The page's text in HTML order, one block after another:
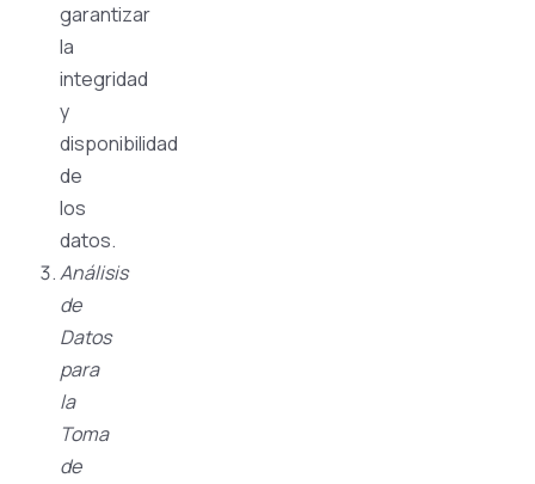
garantizar
la
integridad
y
disponibilidad
de
los
datos.
Análisis
de
Datos
para
la
Toma
de